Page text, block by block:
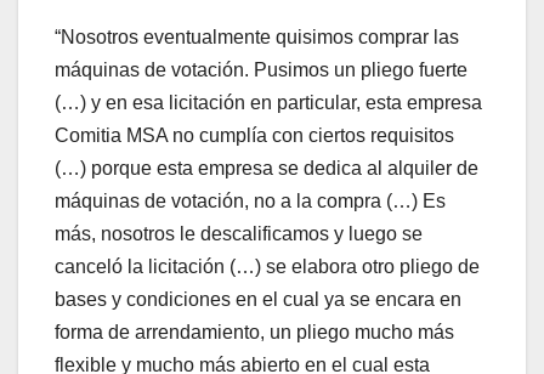
“Nosotros eventualmente quisimos comprar las
máquinas de votación. Pusimos un pliego fuerte
(…) y en esa licitación en particular, esta empresa
Comitia MSA no cumplía con ciertos requisitos
(…) porque esta empresa se dedica al alquiler de
máquinas de votación, no a la compra (…) Es
más, nosotros le descalificamos y luego se
canceló la licitación (…) se elabora otro pliego de
bases y condiciones en el cual ya se encara en
forma de arrendamiento, un pliego mucho más
flexible y mucho más abierto en el cual esta